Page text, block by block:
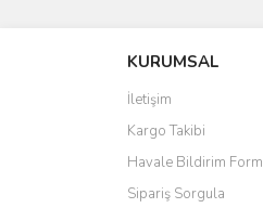
Ürün resmi
Ürün
Ürün
Ürün fiyatı
Bu ürüne
KURUMSAL
İletişim
Kargo Takibi
Havale Bildirim
Sipariş Sorgula